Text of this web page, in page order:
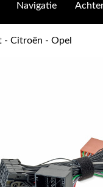
Navigatie
- Citroën - Opel